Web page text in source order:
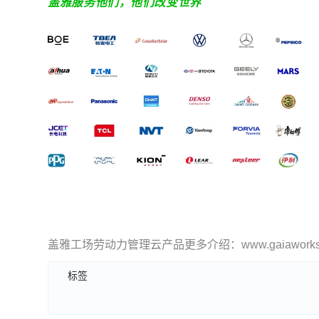
盖雅服务他们，他们改变世界
盖雅工场劳动力管理云产品更多介绍：
标签